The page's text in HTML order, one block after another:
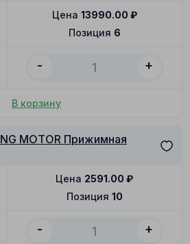
Позиция 6
Цена 13990.00 ₽
- +
В корзину
MOTOR Прижимная
Позиция 10
Цена 2591.00 ₽
- +